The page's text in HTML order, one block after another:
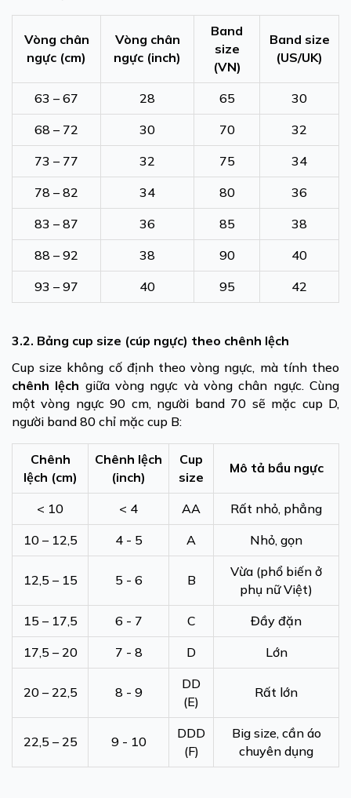
Vòng chân
ngực (cm)
Vòng chân
ngực (inch)
Band
size
(VN)
Band size
(US/UK)
63 – 67 28 65
30
68 – 72
30 70
32
73 – 77
32 75
34
78 – 82
34 80
36
83 – 87
36 85
38
88 – 92
38 90
40
93 – 97
40 95 42
3.2. Bảng cup size (cúp ngực) theo chênh lệch
Cup size không cố định theo vòng ngực, mà tính theo
chênh lệch giữa vòng ngực và vòng chân ngực. Cùng
một vòng ngực 90 cm, người band 70 sẽ mặc cup D,
người band 80 chỉ mặc cup B:
Chênh
lệch (cm)
Chênh lệch
(inch)
Cup
size
Mô tả bầu ngực
< 10 < 4 AA
Rất nhỏ, phẳng
10 – 12,5
4 - 5 A Nhỏ, gọn
12,5 – 15 5 - 6 B
Vừa (phổ biến ở
phụ nữ Việt)
15 – 17,5
6 - 7 C
Đầy đặn
17,5 – 20
7 - 8 D Lớn
20 – 22,5 8 - 9
DD
(E)
Rất lớn
22,5 – 25 9 - 10
DDD
(F)
Big size, cần áo
chuyên dụng